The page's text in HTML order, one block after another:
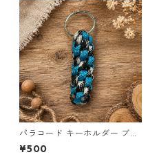
パラコード キーホルダー ブル
ー×ブラック・ホワイト ハンド
メイド 国産 本革 ヌメ革
¥500